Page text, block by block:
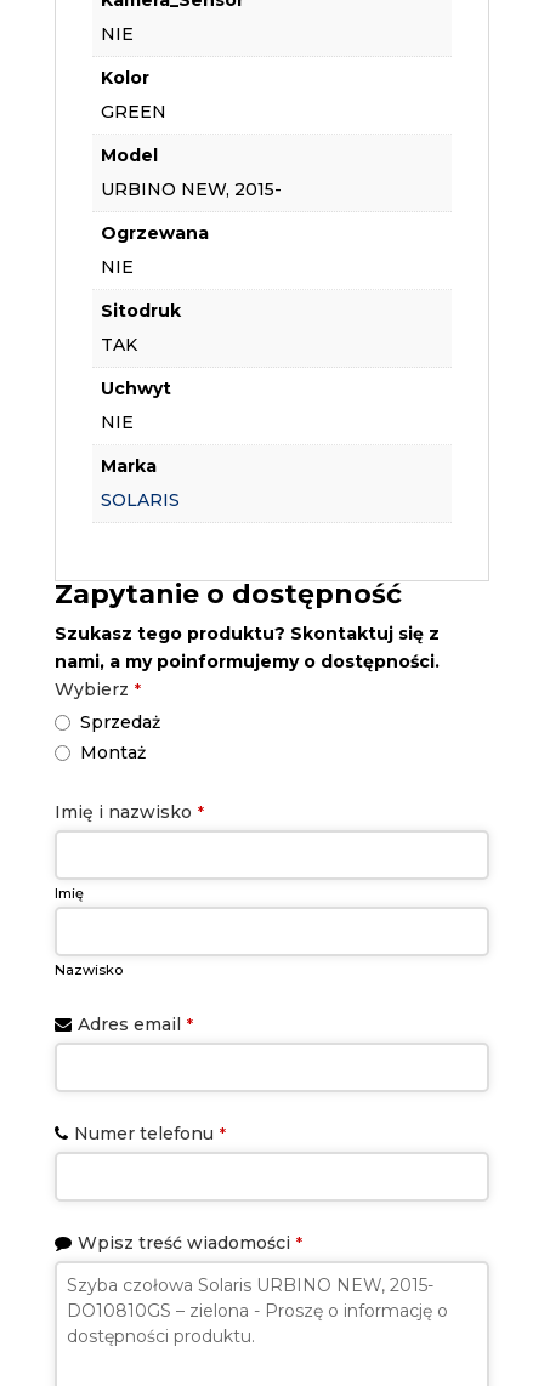
NIE
Kolor
GREEN
Model
URBINO NEW, 2015-
Ogrzewana
NIE
Sitodruk
TAK
Uchwyt
NIE
Marka
SOLARIS
Zapytanie o dostępność
Szukasz tego produktu? Skontaktuj się z
nami, a my poinformujemy o dostępności.
Wybierz *
Sprzedaż
Montaż
Imię i nazwisko *
Imię
Nazwisko
Adres email *
Numer telefonu *
Wpisz treść wiadomości *